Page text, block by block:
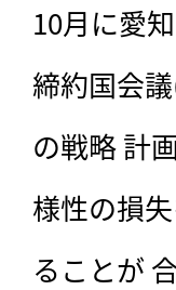
10月に愛
締約国会
の戦略 計
様性の損
ることが